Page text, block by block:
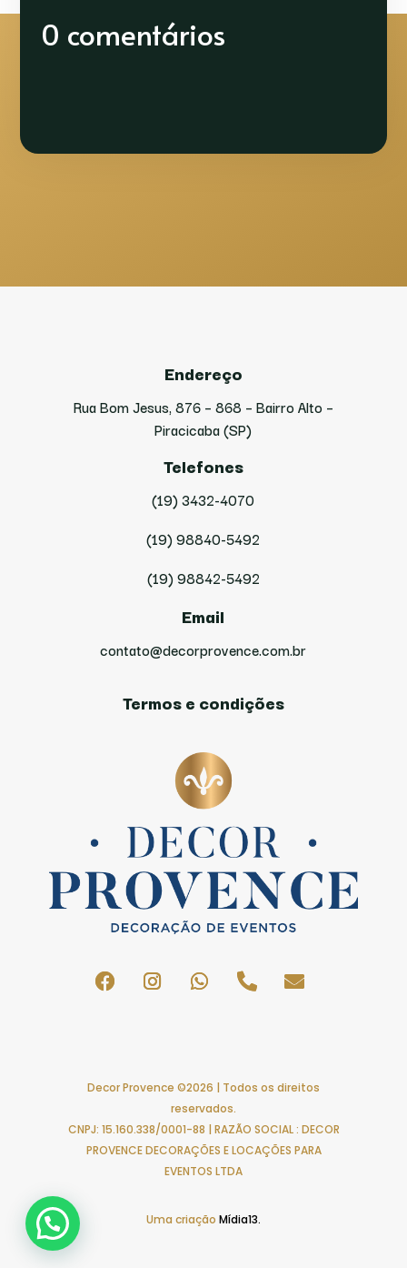
0 comentários
Endereço
Rua Bom Jesus, 876 – 868 – Bairro Alto –
Piracicaba (SP)
Telefones
(19) 3432-4070
(19) 98840-5492
(19) 98842-5492
Email
contato@decorprovence.com.br
Termos e condições
Decor Provence ©2026 | Todos os direitos
reservados.
CNPJ: 15.160.338/0001-88 | RAZÃO SOCIAL : DECOR
PROVENCE DECORAÇÕES E LOCAÇÕES PARA
EVENTOS LTDA
Uma criação Mídia13.